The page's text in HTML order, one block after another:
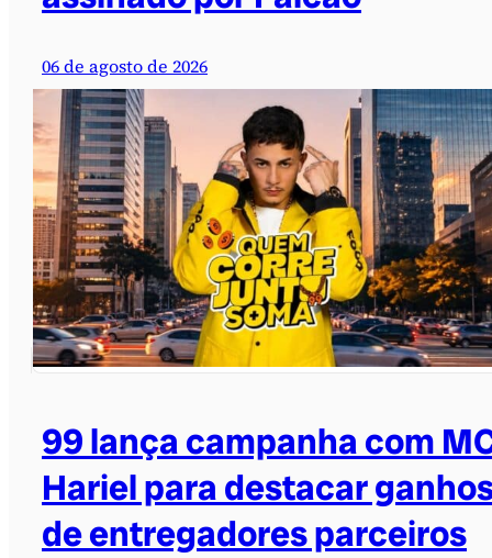
06 de agosto de 2026
99 lança campanha com
Hariel para destacar
de entregadores parceiros